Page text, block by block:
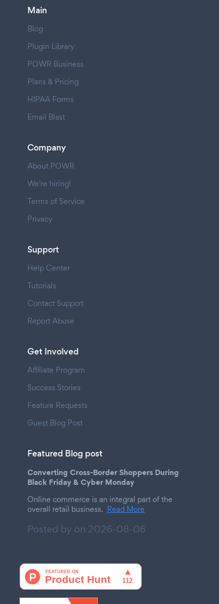
Main
Blog
Plugin Library
POWR Business
Plans & Pricing
HIPAA Forms
Email Blast
Company
About POWR
We're hiring!
Terms of Service
Privacy
Support
Help Center
Tutorials
Contact Support
Report Abuse
Get Involved
Affiliate Program
Success Stories
Feature Requests
Guest Blog Post
Featured Blog post
Converting Cross-Border Shoppers During
Black Friday & Cyber Monday
Online commerce is an integral part of the
overall retail business. Read More
Posted by on 2026-08-06